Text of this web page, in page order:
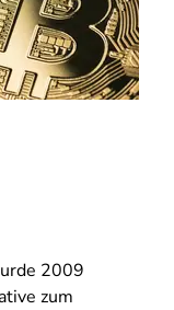
2009
zum